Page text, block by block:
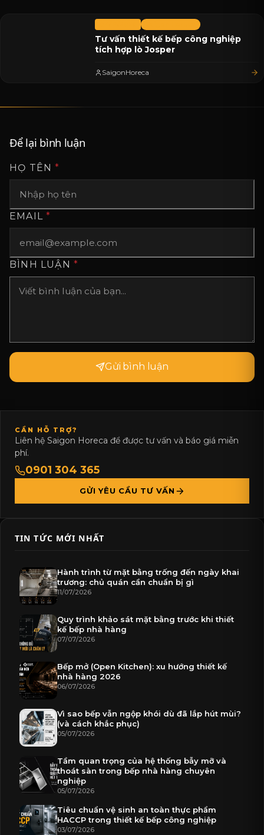
Tư vấn thiết kế bếp công nghiệp
tích hợp lò Josper
SaigonHoreca
Để lại bình luận
HỌ TÊN*
EMAIL*
BÌNH LUẬN *
Gửi bình luận
CẦN HỖ TRỢ?
Liên hệ Saigon Horeca để được tư vấn và báo giá miễn
phí.
0901 304 365
GỬI YÊU CẦU TƯ VẤN
TIN TỨC MỚI NHẤT
Hành trình từ mặt bằng trống đến ngày khai
trương: chủ quán cần chuẩn bị gì
11/07/2026
Quy trình khảo sát mặt bằng trước khi thiết
kế bếp nhà hàng
07/07/2026
Bếp mở (Open Kitchen): xu hướng thiết kế
nhà hàng 2026
06/07/2026
Vì sao bếp vẫn ngộp khói dù đã lắp hút mùi?
(và cách khắc phục)
05/07/2026
Tầm quan trọng của hệ thống bẫy mỡ và
thoát sàn trong bếp nhà hàng chuyên
nghiệp
05/07/2026
Tiêu chuẩn vệ sinh an toàn thực phẩm
HACCP trong thiết kế bếp công nghiệp
03/07/2026